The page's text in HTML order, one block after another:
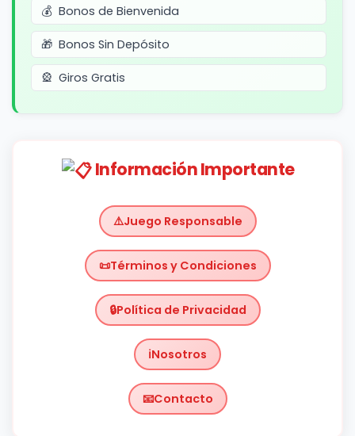
Bonos de Bienvenida
Bonos Sin Depósito
Giros Gratis
Información Importante
Juego Responsable
Términos y Condiciones
Política de Privacidad
Nosotros
Contacto